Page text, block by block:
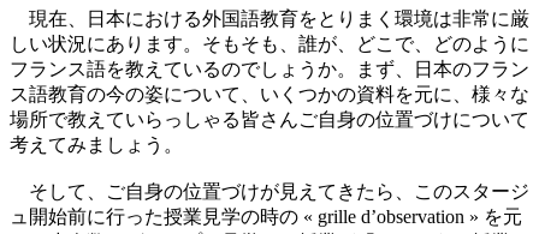
現在、日本における外国語教育をとりまく環境は非常に厳
しい状況にあります。そもそも、誰が、どこで、どのように
フランス語を教えているのでしょうか。まず、日本のフラン
ス語教育の今の姿について、いくつかの資料を元に、様々な
場所で教えていらっしゃる皆さんご自身の位置づけについて
考えてみましょう。
そして、ご自身の位置づけが見えてきたら、このスタージ
ュ開始前に行った授業見学の時の « grille d’observation » を元